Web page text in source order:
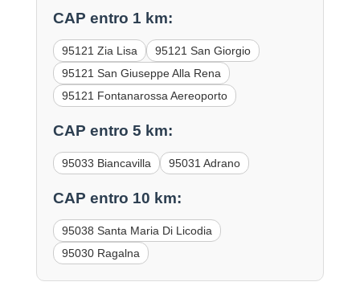
CAP entro 1 km:
95121 Zia Lisa
95121 San Giorgio
95121 San Giuseppe Alla Rena
95121 Fontanarossa Aereoporto
CAP entro 5 km:
95033 Biancavilla 95031 Adrano
CAP entro 10 km:
95038 Santa Maria Di Licodia
95030 Ragalna